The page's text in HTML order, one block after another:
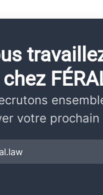
chez
votre prochain